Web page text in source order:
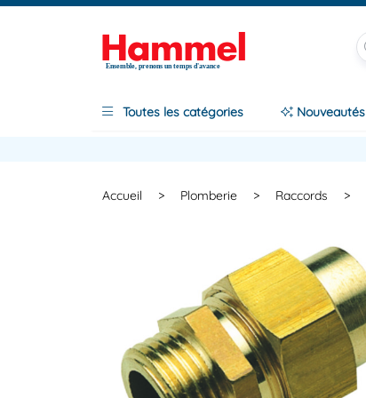
Ensemble, prenons un temps d'avance
Toutes les catégories Nouveautés
Accueil > Plomberie > Raccords >